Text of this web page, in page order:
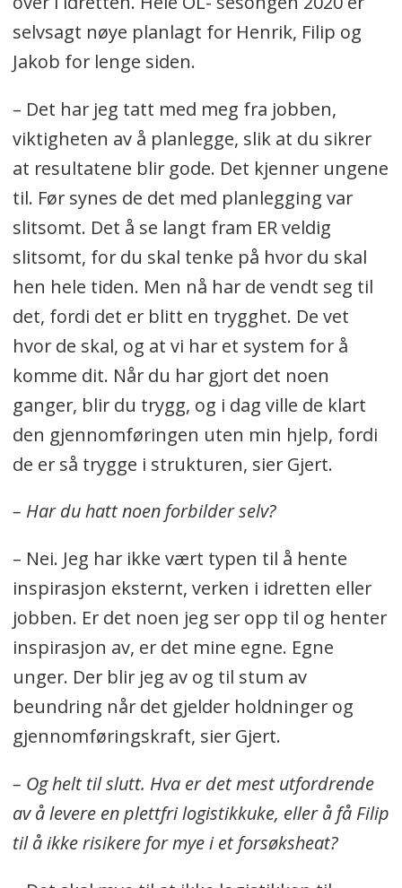
selvsagt nøye planlagt for Henrik, Filip og
Jakob for lenge siden.
– Det har jeg tatt med meg fra jobben,
viktigheten av å planlegge, slik at du sikrer
at resultatene blir gode. Det kjenner ungene
til. Før synes de det med planlegging var
slitsomt. Det å se langt fram ER veldig
slitsomt, for du skal tenke på hvor du skal
hen hele tiden. Men nå har de vendt seg til
det, fordi det er blitt en trygghet. De vet
hvor de skal, og at vi har et system for å
komme dit. Når du har gjort det noen
ganger, blir du trygg, og i dag ville de klart
den gjennomføringen uten min hjelp, fordi
de er så trygge i strukturen, sier Gjert.
– Har du hatt noen forbilder selv?
– Nei. Jeg har ikke vært typen til å hente
inspirasjon eksternt, verken i idretten eller
jobben. Er det noen jeg ser opp til og henter
inspirasjon av, er det mine egne. Egne
unger. Der blir jeg av og til stum av
beundring når det gjelder holdninger og
gjennomføringskraft, sier Gjert.
– Og helt til slutt. Hva er det mest utfordrende
av å levere en plettfri logistikkuke, eller å få Filip
til å ikke risikere for mye i et forsøksheat?